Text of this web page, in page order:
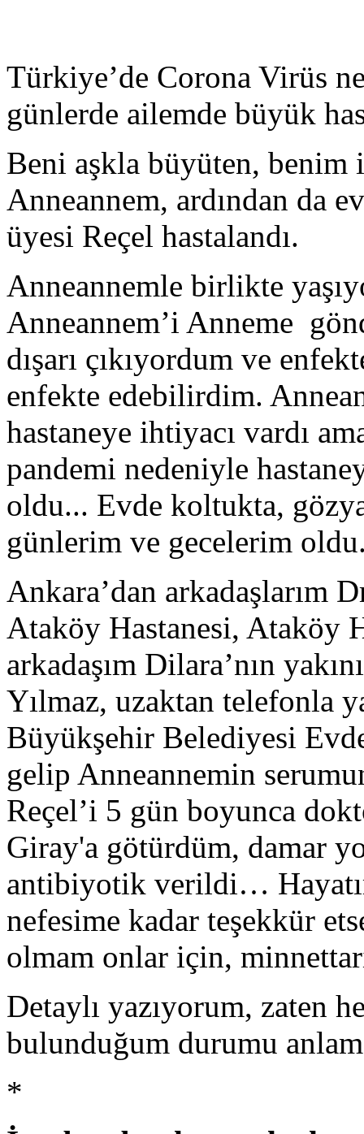
Türkiye’de Corona Virüs
günlerde ailemde büyük
Beni aşkla büyüten, benim
Anneannem, ardından da
üyesi Reçel hastalandı.
Anneannemle birlikte
Anneannem’i Anneme
dışarı çıkıyordum ve
enfekte edebilirdim.
hastaneye ihtiyacı vardı
pandemi nedeniyle
oldu... Evde koltukta,
günlerim ve gecelerim
Ankara’dan arkadaşlarım
Ataköy Hastanesi, Ataköy
arkadaşım Dilara’nın
Yılmaz, uzaktan telefonla
Büyükşehir Belediyesi
gelip Anneannemin
Reçel’i 5 gün boyunca
Giray'a götürdüm, damar
antibiyotik verildi…
nefesime kadar teşekkür
olmam onlar için,
Detaylı yazıyorum, zaten
bulunduğum durumu
*